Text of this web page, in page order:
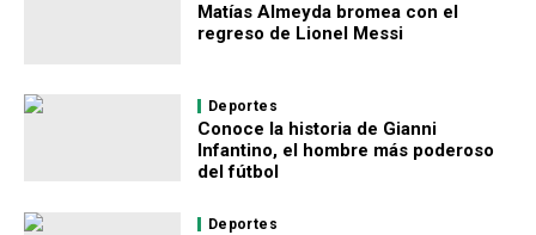
Matías Almeyda bromea con el
regreso de Lionel Messi
Deportes
Conoce la historia de Gianni
Infantino, el hombre más poderoso
del fútbol
Deportes